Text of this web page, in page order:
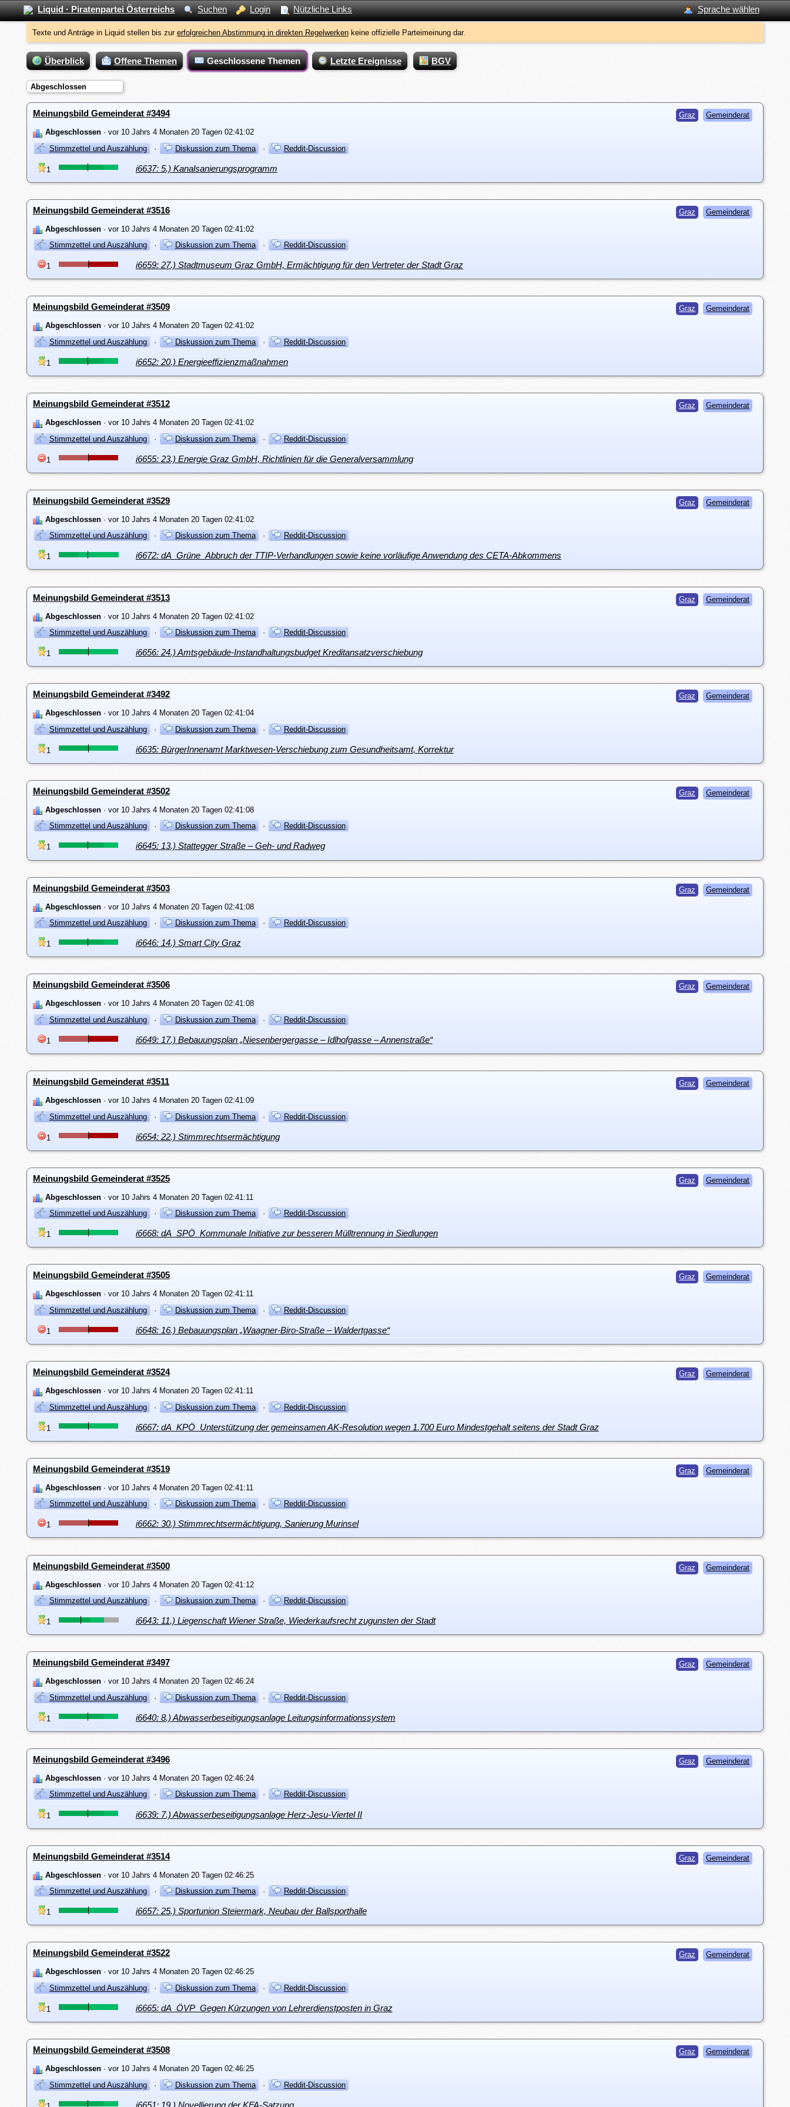
Liquid · Piratenpartei Österreichs Suchen Login Nützliche Links Sprache wählen
Texte und Anträge in Liquid stellen bis zur erfolgreichen Abstimmung in direkten Regelwerkenkeine offizielle Parteimeinung dar.
Überblick Offene Themen Geschlossene Themen Letzte Ereignisse BGV
Abgeschlossen
Graz Gemeinderat
Meinungsbild Gemeinderat #3494
Abgeschlossen· vor 10 Jahrs 4 Monaten 20 Tagen 02:41:02
Stimmzettel und Auszählung
· Diskussion zum Thema · Reddit-Discussion
1 i6637: 5.) Kanalsanierungsprogramm
Graz Gemeinderat
Meinungsbild Gemeinderat #3516
Abgeschlossen· vor 10 Jahrs 4 Monaten 20 Tagen 02:41:02
Stimmzettel und Auszählung
· Diskussion zum Thema · Reddit-Discussion
1 i6659: 27.) Stadtmuseum Graz GmbH, Ermächtigung für den Vertreter der Stadt Graz
Graz Gemeinderat
Meinungsbild Gemeinderat #3509
Abgeschlossen· vor 10 Jahrs 4 Monaten 20 Tagen 02:41:02
Stimmzettel und Auszählung
· Diskussion zum Thema · Reddit-Discussion
1 i6652: 20.) Energieeffizienzmaßnahmen
Graz Gemeinderat
Meinungsbild Gemeinderat #3512
Abgeschlossen· vor 10 Jahrs 4 Monaten 20 Tagen 02:41:02
Stimmzettel und Auszählung
· Diskussion zum Thema · Reddit-Discussion
1 i6655: 23.) Energie Graz GmbH, Richtlinien für die Generalversammlung
Graz Gemeinderat
Meinungsbild Gemeinderat #3529
Abgeschlossen· vor 10 Jahrs 4 Monaten 20 Tagen 02:41:02
Stimmzettel und Auszählung
· Diskussion zum Thema · Reddit-Discussion
1 i6672: dA_Grüne_Abbruch der TTIP-Verhandlungen sowie keine vorläufige Anwendung des CETA-Abkommens
Graz Gemeinderat
Meinungsbild Gemeinderat #3513
Abgeschlossen· vor 10 Jahrs 4 Monaten 20 Tagen 02:41:02
Stimmzettel und Auszählung
· Diskussion zum Thema · Reddit-Discussion
1 i6656: 24.) Amtsgebäude-Instandhaltungsbudget Kreditansatzverschiebung
Graz Gemeinderat
Meinungsbild Gemeinderat #3492
Abgeschlossen· vor 10 Jahrs 4 Monaten 20 Tagen 02:41:04
Stimmzettel und Auszählung
· Diskussion zum Thema · Reddit-Discussion
1 i6635: BürgerInnenamt Marktwesen-Verschiebung zum Gesundheitsamt, Korrektur
Graz Gemeinderat
Meinungsbild Gemeinderat #3502
Abgeschlossen· vor 10 Jahrs 4 Monaten 20 Tagen 02:41:08
Stimmzettel und Auszählung
· Diskussion zum Thema · Reddit-Discussion
1 i6645: 13.) Stattegger Straße – Geh- und Radweg
Graz Gemeinderat
Meinungsbild Gemeinderat #3503
Abgeschlossen· vor 10 Jahrs 4 Monaten 20 Tagen 02:41:08
Stimmzettel und Auszählung
· Diskussion zum Thema · Reddit-Discussion
1 i6646: 14.) Smart City Graz
Graz Gemeinderat
Meinungsbild Gemeinderat #3506
Abgeschlossen· vor 10 Jahrs 4 Monaten 20 Tagen 02:41:08
Stimmzettel und Auszählung
· Diskussion zum Thema · Reddit-Discussion
1 i6649: 17.) Bebauungsplan „Niesenbergergasse – Idlhofgasse – Annenstraße“
Graz Gemeinderat
Meinungsbild Gemeinderat #3511
Abgeschlossen· vor 10 Jahrs 4 Monaten 20 Tagen 02:41:09
Stimmzettel und Auszählung
· Diskussion zum Thema · Reddit-Discussion
1 i6654: 22.) Stimmrechtsermächtigung
Graz Gemeinderat
Meinungsbild Gemeinderat #3525
Abgeschlossen· vor 10 Jahrs 4 Monaten 20 Tagen 02:41:11
Stimmzettel und Auszählung
· Diskussion zum Thema · Reddit-Discussion
1 i6668: dA_SPÖ_Kommunale Initiative zur besseren Mülltrennung in Siedlungen
Graz Gemeinderat
Meinungsbild Gemeinderat #3505
Abgeschlossen· vor 10 Jahrs 4 Monaten 20 Tagen 02:41:11
Stimmzettel und Auszählung
· Diskussion zum Thema · Reddit-Discussion
1 i6648: 16.) Bebauungsplan „Waagner-Biro-Straße – Waldertgasse“
Graz Gemeinderat
Meinungsbild Gemeinderat #3524
Abgeschlossen· vor 10 Jahrs 4 Monaten 20 Tagen 02:41:11
Stimmzettel und Auszählung
· Diskussion zum Thema · Reddit-Discussion
1 i6667: dA_KPÖ_Unterstützung der gemeinsamen AK-Resolution wegen 1.700 Euro Mindestgehalt seitens der Stadt Graz
Graz Gemeinderat
Meinungsbild Gemeinderat #3519
Abgeschlossen· vor 10 Jahrs 4 Monaten 20 Tagen 02:41:11
Stimmzettel und Auszählung
· Diskussion zum Thema · Reddit-Discussion
1 i6662: 30.) Stimmrechtsermächtigung, Sanierung Murinsel
Graz Gemeinderat
Meinungsbild Gemeinderat #3500
Abgeschlossen· vor 10 Jahrs 4 Monaten 20 Tagen 02:41:12
Stimmzettel und Auszählung
· Diskussion zum Thema · Reddit-Discussion
1 i6643: 11.) Liegenschaft Wiener Straße, Wiederkaufsrecht zugunsten der Stadt
Graz Gemeinderat
Meinungsbild Gemeinderat #3497
Abgeschlossen· vor 10 Jahrs 4 Monaten 20 Tagen 02:46:24
Stimmzettel und Auszählung
· Diskussion zum Thema · Reddit-Discussion
1 i6640: 8.) Abwasserbeseitigungsanlage Leitungsinformationssystem
Graz Gemeinderat
Meinungsbild Gemeinderat #3496
Abgeschlossen· vor 10 Jahrs 4 Monaten 20 Tagen 02:46:24
Stimmzettel und Auszählung
· Diskussion zum Thema · Reddit-Discussion
1 i6639: 7.) Abwasserbeseitigungsanlage Herz-Jesu-Viertel II
Graz Gemeinderat
Meinungsbild Gemeinderat #3514
Abgeschlossen· vor 10 Jahrs 4 Monaten 20 Tagen 02:46:25
Stimmzettel und Auszählung
· Diskussion zum Thema · Reddit-Discussion
1 i6657: 25.) Sportunion Steiermark, Neubau der Ballsporthalle
Graz Gemeinderat
Meinungsbild Gemeinderat #3522
Abgeschlossen· vor 10 Jahrs 4 Monaten 20 Tagen 02:46:25
Stimmzettel und Auszählung
· Diskussion zum Thema · Reddit-Discussion
1 i6665: dA_ÖVP_Gegen Kürzungen von Lehrerdienstposten in Graz
Graz Gemeinderat
Meinungsbild Gemeinderat #3508
Abgeschlossen· vor 10 Jahrs 4 Monaten 20 Tagen 02:46:25
Stimmzettel und Auszählung
· Diskussion zum Thema · Reddit-Discussion
i6651: 19.) Novellierung der KFA-Satzung